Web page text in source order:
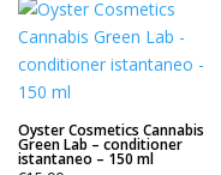
Oyster Cosmetics Cannabis
Green Lab – conditioner
istantaneo – 150 ml